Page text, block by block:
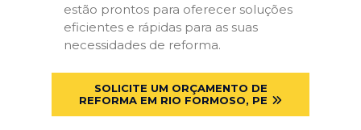
estão prontos para oferecer soluções
eficientes e rápidas para as suas
necessidades de reforma.
SOLICITE UM ORÇAMENTO DE
REFORMA EM RIO FORMOSO, PE